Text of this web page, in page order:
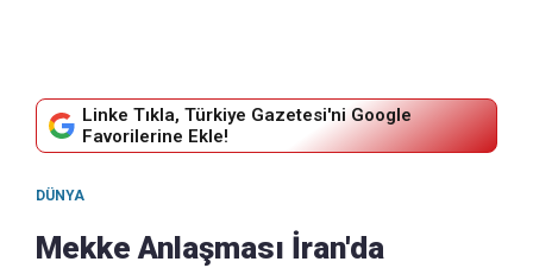
Linke Tıkla, Türkiye Gazetesi'ni Google
Favorilerine Ekle!
DÜNYA
Mekke Anlaşması İran'da